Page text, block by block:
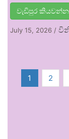
වැඩිපුර කියවන්න
July 15, 2026 /
1 2